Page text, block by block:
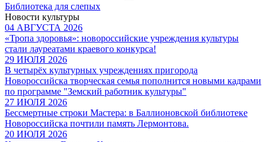
Библиотека для слепых
Новости культуры
04 АВГУСТА 2026
«Тропа здоровья»: новороссийские учреждения культуры
стали лауреатами краевого конкурса!
29 ИЮЛЯ 2026
В четырёх культурных учреждениях пригорода
Новороссийска творческая семья пополнится новыми кадрами
по программе "Земский работник культуры"
27 ИЮЛЯ 2026
Бессмертные строки Мастера: в Баллионовской библиотеке
Новороссийска почтили память Лермонтова.
20 ИЮЛЯ 2026